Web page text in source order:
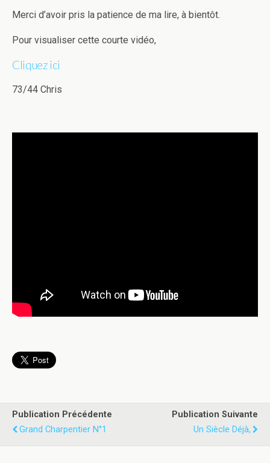
Merci d’avoir pris la patience de ma lire, à bientôt.
Pour visualiser cette courte vidéo,
Cliquez ici
73/44 Chris
Publication Précédente
Grand Charpentier N°1
Publication Suivante
Un Siècle Déjà,